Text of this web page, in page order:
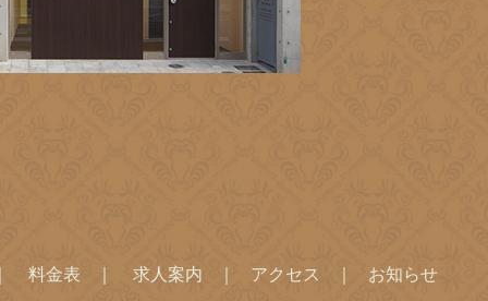
料金表 求人案内 アクセス
お知らせ